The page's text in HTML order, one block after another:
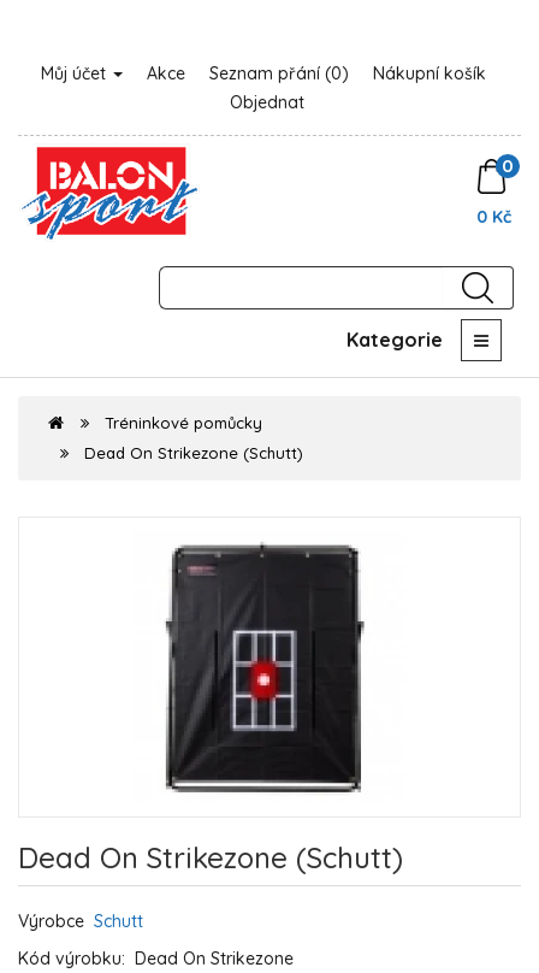
Můj účet Akce Seznam přání (0)
Nákupní košík
Objednat
0
0 Kč
Kategorie
Tréninkové pomůcky
Dead On Strikezone (Schutt)
Dead On Strikezone (Schutt)
Výrobce Schutt
Kód výrobku: Dead On Strikezone